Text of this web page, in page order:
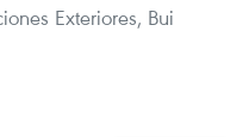
Exteriores, Bui